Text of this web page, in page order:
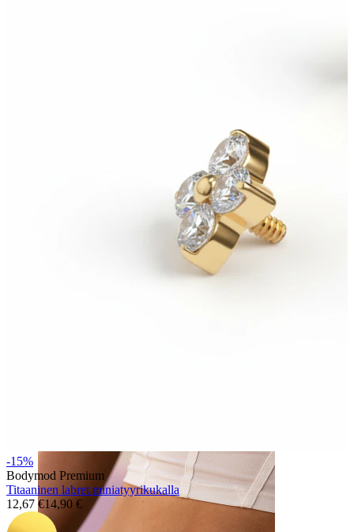
-15%
Bodymod Premium
Titaaninen labret miniatyyrikukalla
12,67 €14,90 €